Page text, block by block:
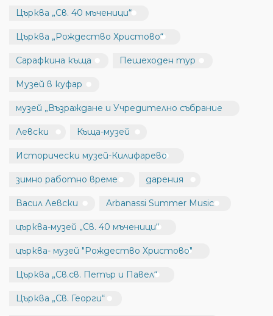
Църква „Св. 40 мъченици“
Църква „Рождество Христово“
Сарафкина къща Пешеходен тур
Музей в куфар
музей „Възраждане и Учредително събрание
Левски Къща-музей
Исторически музей-Килифарево
зимно работно време дарения
Васил Левски Arbanassi Summer Music
църква-музей „Св. 40 мъченици“
църква- музей "Рождество Христово"
Църква „Св.св. Петър и Павел“
Църква „Св. Георги“